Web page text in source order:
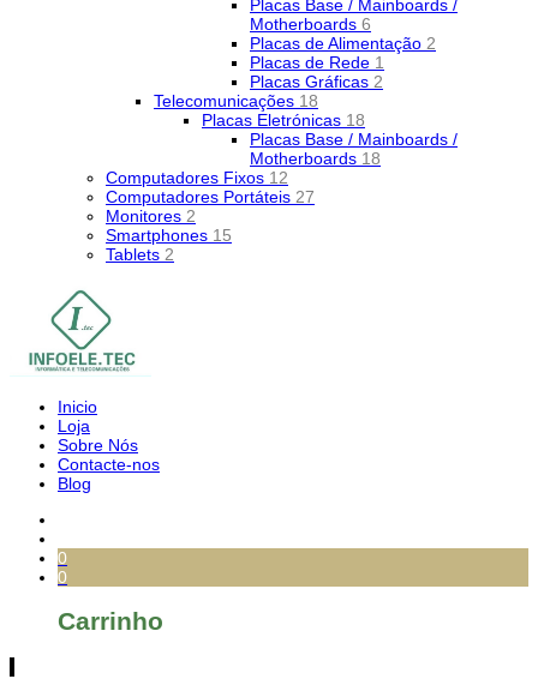
Placas Base / Mainboards /
Motherboards 6
Placas de Alimentação 2
Placas de Rede 1
Placas Gráficas 2
Telecomunicações 18
Placas Eletrónicas 18
Placas Base / Mainboards /
Motherboards 18
Computadores Fixos 12
Computadores Portáteis 27
Monitores 2
Smartphones 15
Tablets 2
Inicio
Loja
Sobre Nós
Contacte-nos
Blog
0
0
Carrinho